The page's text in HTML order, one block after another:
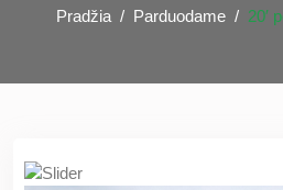
Pradžia Parduodame 20′